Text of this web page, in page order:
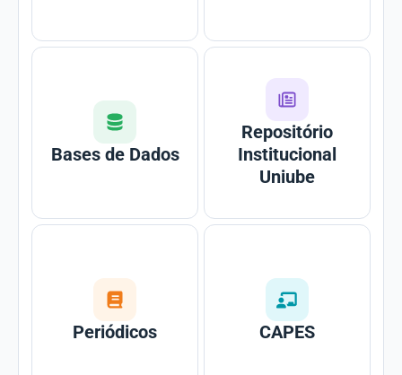
Bases de Dados
Repositório
Institucional
Uniube
Periódicos CAPES